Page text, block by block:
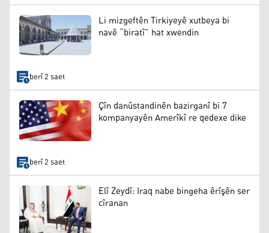
Li mizgeftên Tirkiyeyê xutbeya bi
navê “biratî” hat xwendin
berî 2 saet
Çîn danûstandinên bazirganî bi 7
kompanyayên Amerîkî re qedexe dike
berî 2 saet
Elî Zeydî: Iraq nabe bingeha êrîşên ser
cîranan